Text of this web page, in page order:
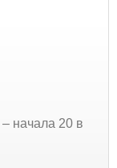
начала 20 в